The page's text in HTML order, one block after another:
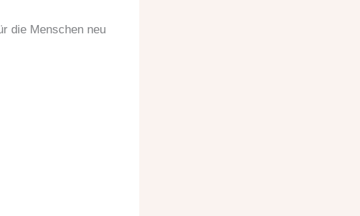
die Menschen neu